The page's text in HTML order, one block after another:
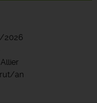
2026
an